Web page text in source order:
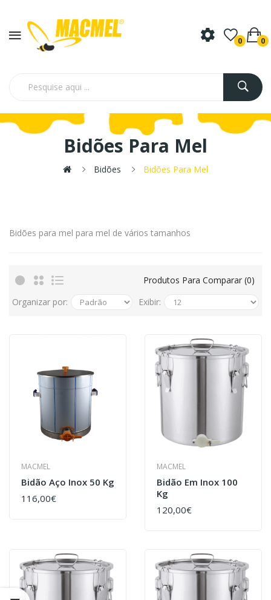
0 0
Bidões Para Mel
Bidões Bidões Para Mel
Bidões para mel para mel de vários tamanhos
Produtos Para Comparar (0)
Organizar por:
Exibir:
MACMEL
Bidão Aço Inox 50 Kg
116,00€
MACMEL
Bidão Em Inox 100
Kg
120,00€